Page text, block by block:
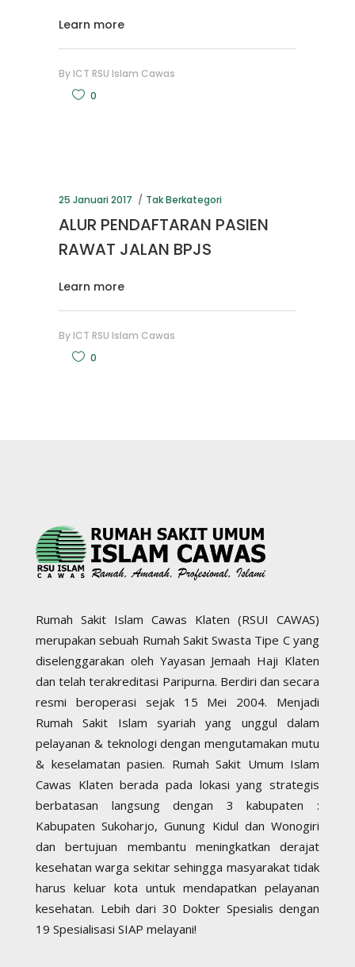
Learn more
By ICT RSU Islam Cawas
0
25 Januari 2017 Tak Berkategori
ALUR PENDAFTARAN PASIEN
RAWAT JALAN BPJS
Learn more
By ICT RSU Islam Cawas
0
Rumah Sakit Islam Cawas Klaten (RSUI CAWAS)
merupakan sebuah Rumah Sakit Swasta Tipe C yang
diselenggarakan oleh Yayasan Jemaah Haji Klaten
dan telah terakreditasi Paripurna. Berdiri dan secara
resmi beroperasi sejak 15 Mei 2004. Menjadi
Rumah Sakit Islam syariah yang unggul dalam
pelayanan & teknologi dengan mengutamakan mutu
& keselamatan pasien. Rumah Sakit Umum Islam
Cawas Klaten berada pada lokasi yang strategis
berbatasan langsung dengan 3 kabupaten :
Kabupaten Sukoharjo, Gunung Kidul dan Wonogiri
dan bertujuan membantu meningkatkan derajat
kesehatan warga sekitar sehingga masyarakat tidak
harus keluar kota untuk mendapatkan pelayanan
kesehatan. Lebih dari 30 Dokter Spesialis dengan
19 Spesialisasi SIAP melayani!